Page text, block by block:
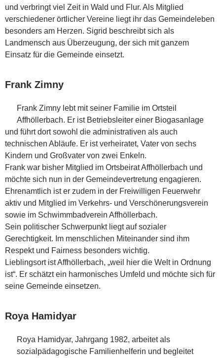
und verbringt viel Zeit in Wald und Flur. Als Mitglied
verschiedener örtlicher Vereine liegt ihr das Gemeindeleben
besonders am Herzen. Sigrid beschreibt sich als
Landmensch aus Überzeugung, der sich mit ganzem
Einsatz für die Gemeinde einsetzt.
Frank Zimny
Frank Zimny lebt mit seiner Familie im Ortsteil
Affhöllerbach. Er ist Betriebsleiter einer Biogasanlage
und führt dort sowohl die administrativen als auch
technischen Abläufe. Er ist verheiratet, Vater von sechs
Kindern und Großvater von zwei Enkeln.
Frank war bisher Mitglied im Ortsbeirat Affhöllerbach und
möchte sich nun in der Gemeindevertretung engagieren.
Ehrenamtlich ist er zudem in der Freiwilligen Feuerwehr
aktiv und Mitglied im Verkehrs- und Verschönerungsverein
sowie im Schwimmbadverein Affhöllerbach.
Sein politischer Schwerpunkt liegt auf sozialer
Gerechtigkeit. Im menschlichen Miteinander sind ihm
Respekt und Fairness besonders wichtig.
Lieblingsort ist Affhöllerbach, „weil hier die Welt in Ordnung
ist“. Er schätzt ein harmonisches Umfeld und möchte sich für
seine Gemeinde einsetzen.
Roya Hamidyar
Roya Hamidyar, Jahrgang 1982, arbeitet als
sozialpädagogische Familienhelferin und begleitet